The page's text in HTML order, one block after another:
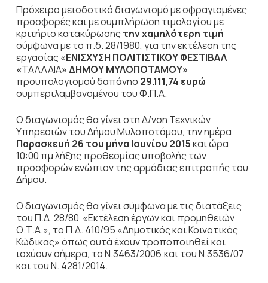
Πρόχειρο μειοδοτικό διαγωνισμό με σφραγισμένες
προσφορές και με συμπλήρωση τιμολογίου με
κριτήριο κατακύρωσης την χαμηλότερη τιμή
σύμφωνα με το π.δ. 28/1980, για την εκτέλεση της
εργασίας «EΝΙΣΧΥΣΗ ΠΟΛΙΤΙΣΤΙΚΟΥ ΦΕΣΤΙΒΑΛ
«TΑΛΛΑΙΑ» ΔΗΜΟΥ ΜΥΛΟΠΟΤΑΜΟΥ»
προυπολογισμού δαπάνησ29.111,74 ευρώ
συμπεριλαμβανομένου του Φ.Π.Α.
Ο διαγωνισμός θα γίνει στη Δ/νση Τεχνικών
Υπηρεσιών του Δήμου Μυλοποτάμου, την ημέρα
Παρασκευή 26 του μήνα Ιουνίου 2015και ώρα
10:00 πμ λήξης προθεσμίας υποβολής των
προσφορών ενώπιον της αρμόδιας επιτροπής του
Δήμου.
Ο διαγωνισμός θα γίνει σύμφωνα με τις διατάξεις
του Π.Δ. 28/80 «Εκτέλεση έργων και προμηθειών
Ο.Τ.Α.», το Π.Δ. 410/95 «Δημοτικός και Κοινοτικός
Κώδικας» όπως αυτά έχουν τροποποιηθεί και
ισχύουν σήμερα, το Ν.3463/2006.και του Ν.3536/07
και του Ν. 4281/2014.